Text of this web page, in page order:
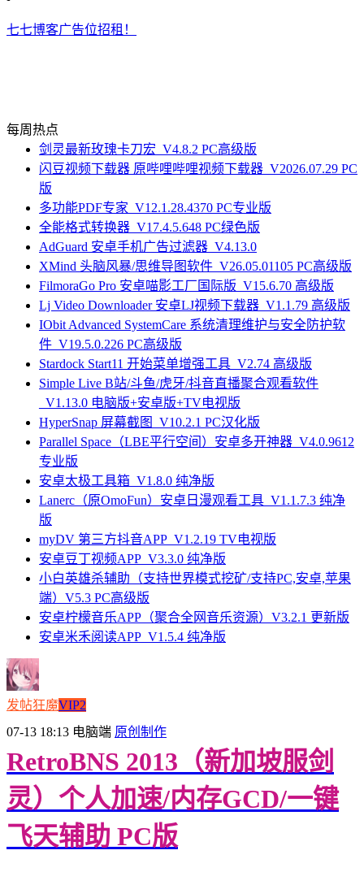
七七博客广告位招租！
每周热点
剑灵最新玫瑰卡刀宏_V4.8.2 PC高级版
闪豆视频下载器 原哔哩哔哩视频下载器_V2026.07.29 PC
版
多功能PDF专家_V12.1.28.4370 PC专业版
全能格式转换器_V17.4.5.648 PC绿色版
AdGuard 安卓手机广告过滤器_V4.13.0
XMind 头脑风暴/思维导图软件_V26.05.01105 PC高级版
FilmoraGo Pro 安卓喵影工厂国际版_V15.6.70 高级版
Lj Video Downloader 安卓LJ视频下载器_V1.1.79 高级版
IObit Advanced SystemCare 系统清理维护与安全防护软
件_V19.5.0.226 PC高级版
Stardock Start11 开始菜单增强工具_V2.74 高级版
Simple Live B站/斗鱼/虎牙/抖音直播聚合观看软件
_V1.13.0 电脑版+安卓版+TV电视版
HyperSnap 屏幕截图_V10.2.1 PC汉化版
Parallel Space（LBE平行空间）安卓多开神器_V4.0.9612
专业版
安卓太极工具箱_V1.8.0 纯净版
Lanerc（原OmoFun）安卓日漫观看工具_V1.1.7.3 纯净
版
myDV 第三方抖音APP_V1.2.19 TV电视版
安卓豆丁视频APP_V3.3.0 纯净版
小白英雄杀辅助（支持世界模式挖矿/支持PC,安卓,苹果
端）V5.3 PC高级版
安卓柠檬音乐APP（聚合全网音乐资源）V3.2.1 更新版
安卓米禾阅读APP_V1.5.4 纯净版
发帖狂魔VIP2
07-13 18:13 电脑端 原创制作
RetroBNS 2013（新加坡服剑
灵）个人加速/内存GCD/一键
飞天辅助 PC版